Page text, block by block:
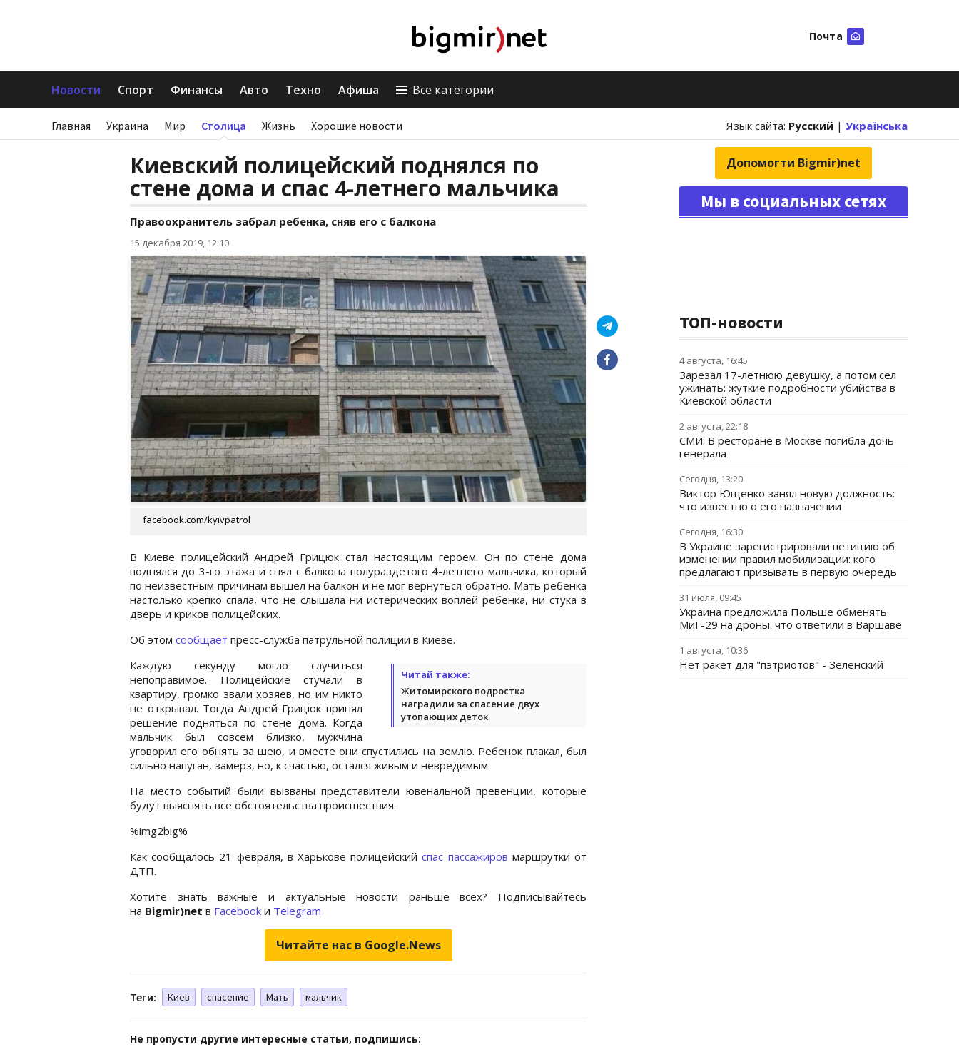
Почта
Новости Спорт Финансы Авто Техно Афиша Все категории
Главная Украина Мир Столица Жизнь Хорошие новости Язык сайта: Русский | Українська
Киевский полицейский поднялся по
стене дома и спас 4-летнего мальчика
Правоохранитель забрал ребенка, сняв его с балкона
15 декабря 2019, 12:10
facebook.com/kyivpatrol
В Киеве полицейский Андрей Грицюк стал настоящим героем. Он по стене дома
поднялся до 3-го этажа и снял с балкона полураздетого 4-летнего мальчика, который
по неизвестным причинам вышел на балкон и не мог вернуться обратно. Мать ребенка
настолько крепко спала, что не слышала ни истерических воплей ребенка, ни стука в
дверь и криков полицейских.
Об этом сообщает пресс-служба патрульной полиции в Киеве.
Читай также:
Житомирского подростка
наградили за спасение двух
утопающих деток
Каждую секунду могло случиться
непоправимое. Полицейские стучали в
квартиру, громко звали хозяев, но им никто
не открывал. Тогда Андрей Грицюк принял
решение подняться по стене дома. Когда
мальчик был совсем близко, мужчина
уговорил его обнять за шею, и вместе они спустились на землю. Ребенок плакал, был
сильно напуган, замерз, но, к счастью, остался живым и невредимым.
На место событий были вызваны представители ювенальной превенции, которые
будут выяснять все обстоятельства происшествия.
%img2big%
Как сообщалось 21 февраля, в Харькове полицейскийспас пассажиров маршрутки от
ДТП.
Хотите знать важные и актуальные новости раньше всех? Подписывайтесь
на Bigmir)net в Facebook и Telegram
Читайте нас в Google.News
Теги: Киев спасение Мать мальчик
Не пропусти другие интересные статьи, подпишись:
Допомогти Bigmir)net
Мы в социальных сетях
ТОП-новости
4 августа, 16:45
Зарезал 17-летнюю девушку, а потом сел
ужинать: жуткие подробности убийства в
Киевской области
2 августа, 22:18
СМИ: В ресторане в Москве погибла дочь
генерала
Сегодня, 13:20
Виктор Ющенко занял новую должность:
что известно о его назначении
Сегодня, 16:30
В Украине зарегистрировали петицию об
изменении правил мобилизации: кого
предлагают призывать в первую очередь
31 июля, 09:45
Украина предложила Польше обменять
МиГ-29 на дроны: что ответили в Варшаве
1 августа, 10:36
Нет ракет для "пэтриотов" - Зеленский